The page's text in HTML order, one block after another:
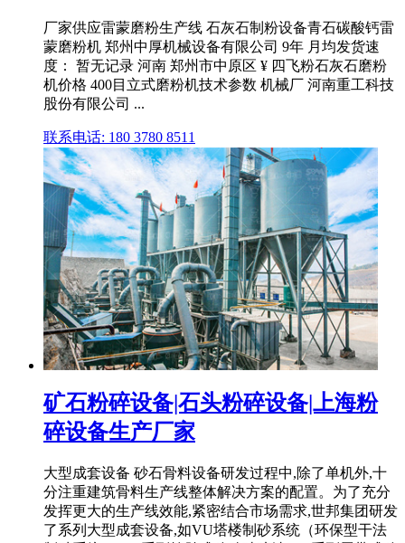
厂家供应雷蒙磨粉生产线 石灰石制粉设备青石碳酸钙雷
蒙磨粉机 郑州中厚机械设备有限公司 9年 月均发货速
度： 暂无记录 河南 郑州市中原区 ¥ 四飞粉石灰石磨粉
机价格 400目立式磨粉机技术参数 机械厂 河南重工科技
股份有限公司 ...
联系电话: 180 3780 8511
矿石粉碎设备|石头粉碎设备|上海粉
碎设备生产厂家
大型成套设备 砂石骨料设备研发过程中,除了单机外,十
分注重建筑骨料生产线整体解决方案的配置。为了充分
发挥更大的生产线效能,紧密结合市场需求,世邦集团研发
了系列大型成套设备,如VU塔楼制砂系统（环保型干法